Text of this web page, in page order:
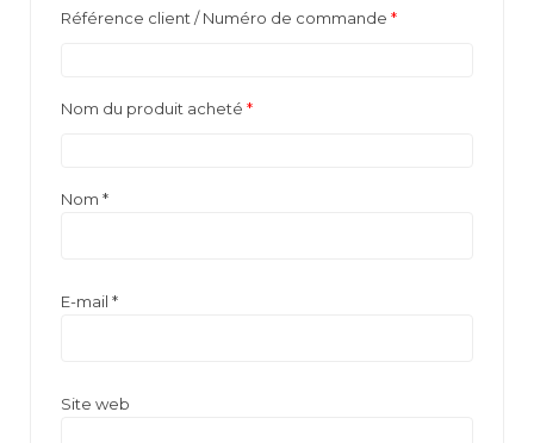
Référence client / Numéro de commande *
Nom du produit acheté *
Nom *
E-mail *
Site web